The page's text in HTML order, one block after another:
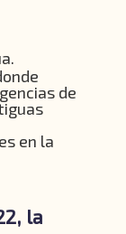
de
en la
la